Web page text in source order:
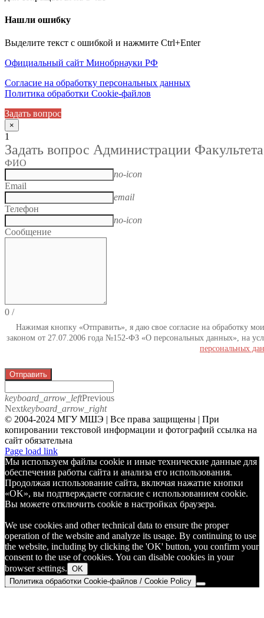
Нашли ошибку
Выделите текст с ошибкой и нажмите Ctrl+Enter
Официальный сайт Минобрнауки РФ
Согласие на обработку персональных данных
Политика обработки Cookie-файлов
Задать вопрос
×
1
Задать вопрос Администрации Факультета
ФИО
no-icon
Email
email
Телефон
no-icon
Сообщение
0 /
Нажимая кнопку «Отправить», я даю свое согласие на обработку
законом от 27.07.2006 года №152-ФЗ «О персональных данных», на
персональных
Отправить
keyboard_arrow_leftPrevious
Nextkeyboard_arrow_right
© 2004-2024 МГУ МШЭ | Все права защищены | При
копировании текстовой информации и фотографий ссылка на
сайт обязательна
Telegram
Page load link
Мы используем файлы cookie и иные технические данные для
обеспечения работы сайта и анализа его использования.
Продолжая использование сайта, включая нажатие кнопки
«OK», вы подтверждаете согласие с использованием cookie.
Вы можете отключить cookie в настройках браузера.
We use cookies and other technical data to ensure the proper
operation of the website and analyze its usage. By continuing to use
the website, including by clicking the 'OK' button, you confirm your
consent to the use of cookies. You can disable cookies in your
browser settings. OK
Политика обработки Cookie-файлов / Cookie Policy